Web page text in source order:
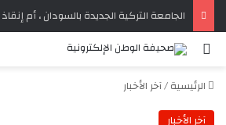
الجامعة التركية الجديدة بالسودان ، أم
بحث عن
الرئيسية/آخر الأخبار
آخر الأخبار